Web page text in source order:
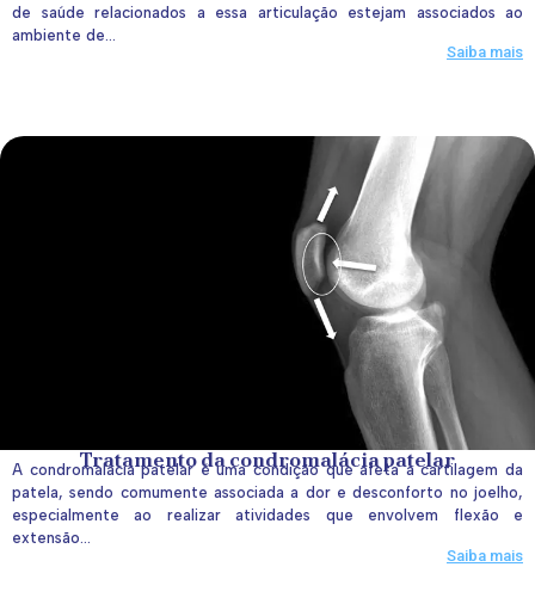
de saúde relacionados a essa articulação estejam associados ao
ambiente de...
Saiba mais
Tratamento da condromalácia patelar
A condromalácia patelar é uma condição que afeta a cartilagem da
patela, sendo comumente associada a dor e desconforto no joelho,
especialmente ao realizar atividades que envolvem flexão e
extensão...
Saiba mais